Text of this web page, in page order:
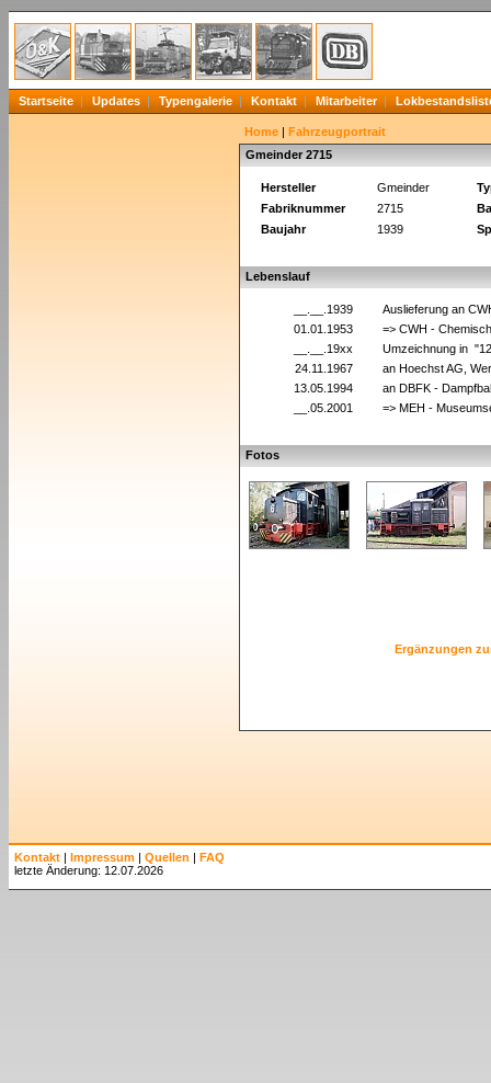
Startseite Updates Typengalerie Kontakt Mitarbeiter
Home | Fahrzeugportrait
Gmeinder 2715
Hersteller Gmeinder
Fabriknummer
2715
Baujahr
1939
Lebenslauf
__.__.1939
Auslieferung an
01.01.1953
=> CWH -
__.__.19xx
Umzeichnung in
24.11.1967
an Hoechst AG,
13.05.1994
an DBFK -
__.05.2001
=> MEH -
Fotos
Ergänzungen
Kontakt | Impressum | Quellen | FAQ
letzte Änderung: 12.07.2026